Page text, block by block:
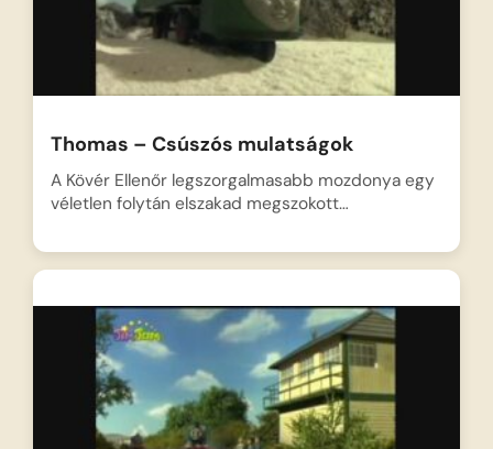
Thomas – Csúszós mulatságok
A Kövér Ellenőr legszorgalmasabb mozdonya egy
véletlen folytán elszakad megszokott…